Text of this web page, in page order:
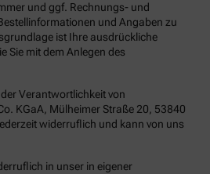
und ggf. Rechnungs- und
und Angaben zu
ist Ihre ausdrückliche
Sie mit dem Anlegen des
Verantwortlichkeit von
KGaA, Mülheimer Straße 20, 53840
widerruflich und kann von uns
in unser in eigener